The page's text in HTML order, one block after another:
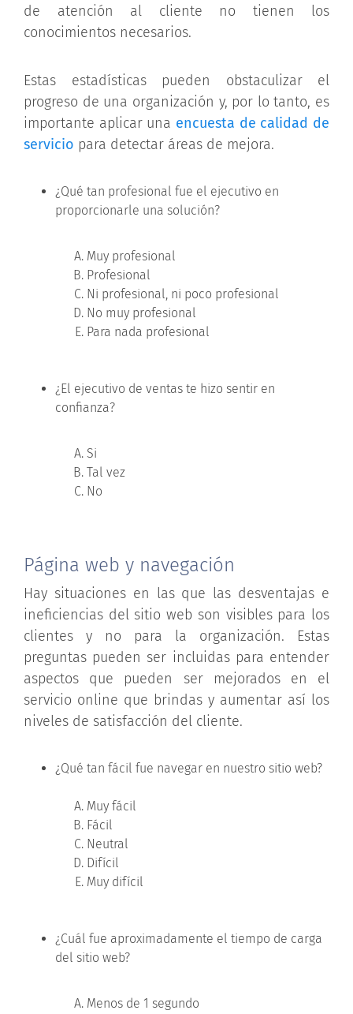
de atención al cliente no tienen los
conocimientos necesarios.
Estas estadísticas pueden obstaculizar el
progreso de una organización y, por lo tanto, es
importante aplicar una encuesta de calidad de
servicio para detectar áreas de mejora.
¿Qué tan profesional fue el ejecutivo en
proporcionarle una solución?
Muy profesional
Profesional
Ni profesional, ni poco profesional
No muy profesional
Para nada profesional
¿El ejecutivo de ventas te hizo sentir en
confianza?
Si
Tal vez
No
Página web y navegación
Hay situaciones en las que las desventajas e
ineficiencias del sitio web son visibles para los
clientes y no para la organización. Estas
preguntas pueden ser incluidas para entender
aspectos que pueden ser mejorados en el
servicio online que brindas y aumentar así los
niveles de satisfacción del cliente.
¿Qué tan fácil fue navegar en nuestro sitio web?
Muy fácil
Fácil
Neutral
Difícil
Muy difícil
¿Cuál fue aproximadamente el tiempo de carga
del sitio web?
Menos de 1 segundo